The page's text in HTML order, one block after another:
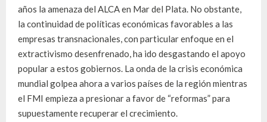
años la amenaza del ALCA en Mar del Plata. No obstante,
la continuidad de políticas económicas favorables a las
empresas transnacionales, con particular enfoque en el
extractivismo desenfrenado, ha ido desgastando el apoyo
popular a estos gobiernos. La onda de la crisis económica
mundial golpea ahora a varios países de la región mientras
el FMI empieza a presionar a favor de “reformas” para
supuestamente recuperar el crecimiento.